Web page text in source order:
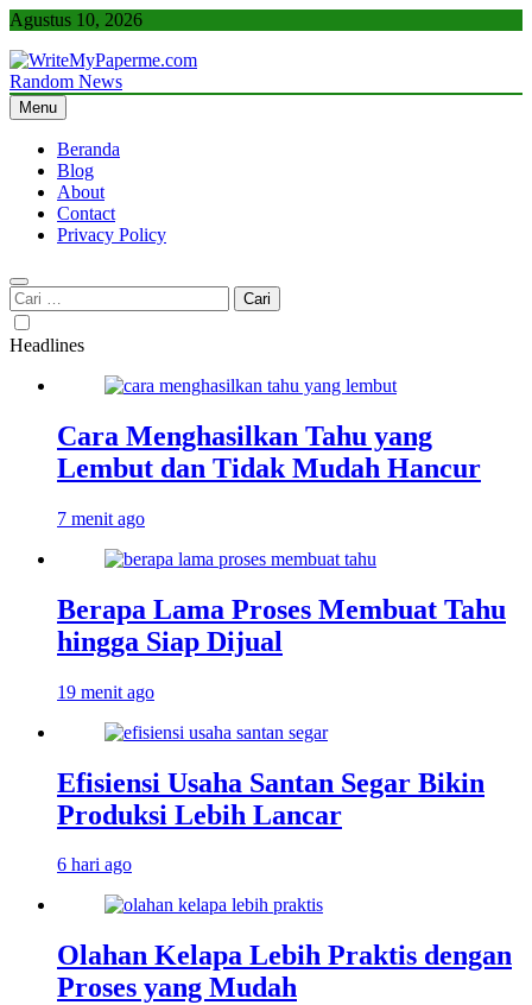
Skip
content
Agustus 10, 2026
WriteMyPaperme.com
Bisnis, Kuliner, Teknologi
Random News
Menu
Beranda
Blog
About
Contact
Privacy Policy
Cari
untuk:
Headlines
Cara Menghasilkan Tahu yang
Lembut dan Tidak Mudah Hancur
7 menit ago
Berapa Lama Proses Membuat Tahu
hingga Siap Dijual
19 menit ago
Efisiensi Usaha Santan Segar Bikin
Produksi Lebih Lancar
6 hari ago
Olahan Kelapa Lebih Praktis dengan
Proses yang Mudah